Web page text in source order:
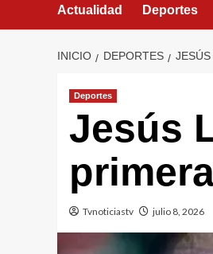
Actualidad Deportes
INICIO DEPORTES
Deportes
Jesús
Tvnoticiastv julio 8, 2026